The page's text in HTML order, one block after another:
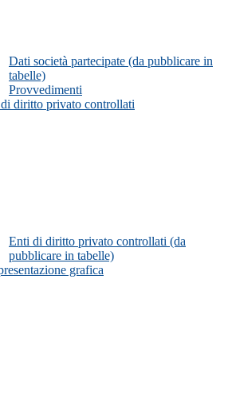
Dati società partecipate (da pubblicare in
tabelle)
Provvedimenti
diritto privato controllati
Enti di diritto privato controllati (da
pubblicare in tabelle)
grafica